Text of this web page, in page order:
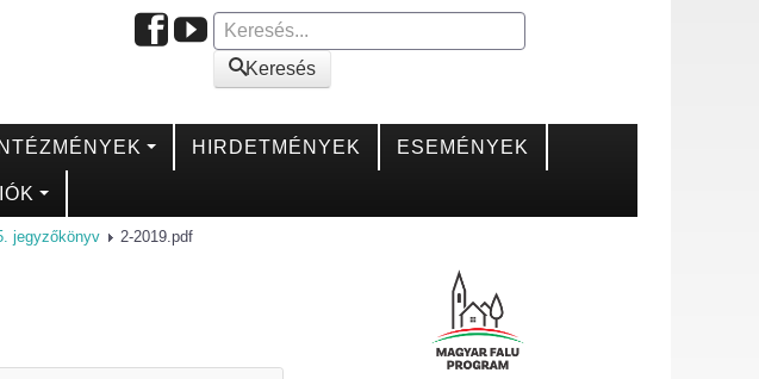
Keresés
INTÉZMÉNYEK HIRDETMÉNYEK ESEMÉNYEK
jegyzőkönyv 2-2019.pdf